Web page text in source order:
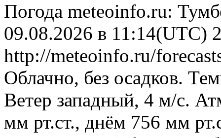
Погода meteoinfo.ru:
09.08.2026 в 11:14(UTC)
http://meteoinfo.ru/
Облачно, без осадков.
Ветер западный, 4 м/с.
мм рт.ст., днём 756 мм